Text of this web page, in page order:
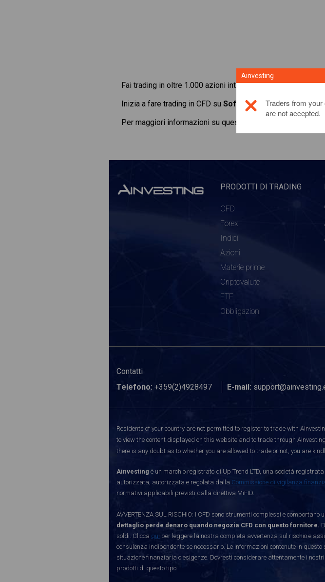
Fai trading in oltre 1.000 azioni internazionali con la
Inizia a fare trading in CFD su SoftBank Group Corp..
Per maggiori informazioni su questo prodotto di
PRODOTTI DI TRADING
CFD
Forex
Indici
Azioni
Materie prime
Criptovalute
ETF
Obbligazioni
Contatti
Telefono: +359(2)4928497 E-mail:
Residents of your country are not permitted to register to trade with
to view the content displayed on this website and to trade through
there is any doubt as to whether you are allowed to trade or not, you are
Ainvesting è un marchio registrato di Up Trend LTD, una società
autorizzata, autorizzata e regolata dalla Commissione di vigilanza
normativi applicabili previsti dalla direttiva MiFID.
AVVERTENZA SUL RISCHIO: I CFD sono strumenti complessi e
dettaglio perde denaro quando negozia CFD con questo fornitore.
soldi. Clicca qui per leggere la nostra completa avvertenza sul rischio e
consulenza indipendente se necessario. Le informazioni contenute in
situazione finanziaria o esigenze. Dovresti considerare attentamente i nostri
prodotti di questo tipo.
Ainvesting
Traders from
are not accepted.